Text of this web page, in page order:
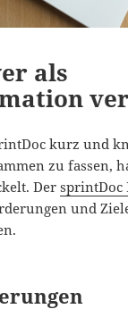
als
kurz und
zu fassen,
Der
und